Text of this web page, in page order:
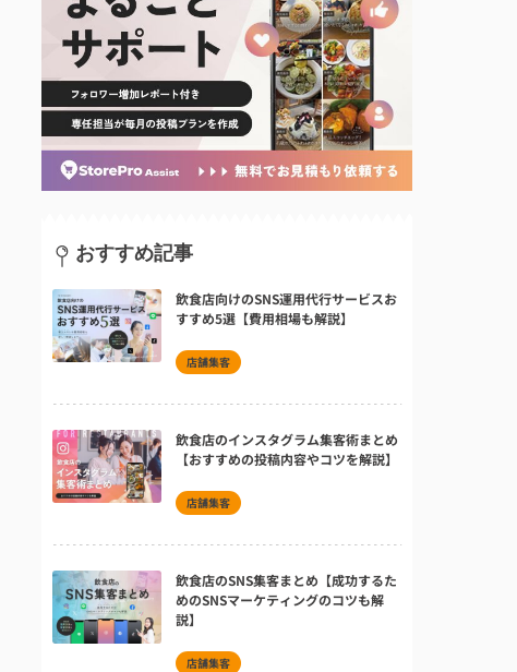
おすすめ記事
飲食店向けのSNS運用代行サービスお
すすめ5選【費用相場も解説】
店舗集客
飲食店のインスタグラム集客術まとめ
【おすすめの投稿内容やコツを解説】
店舗集客
飲食店のSNS集客まとめ【成功するた
めのSNSマーケティングのコツも解
説】
店舗集客